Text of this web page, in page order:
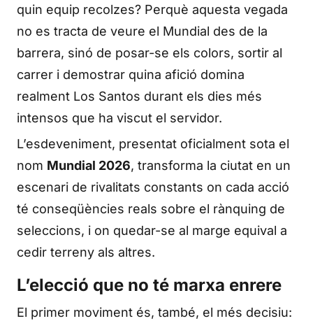
quin equip recolzes? Perquè aquesta vegada
no es tracta de veure el Mundial des de la
barrera, sinó de posar-se els colors, sortir al
carrer i demostrar quina afició domina
realment Los Santos durant els dies més
intensos que ha viscut el servidor.
L’esdeveniment, presentat oficialment sota el
nom Mundial 2026, transforma la ciutat en un
escenari de rivalitats constants on cada acció
té conseqüències reals sobre el rànquing de
seleccions, i on quedar-se al marge equival a
cedir terreny als altres.
L’elecció que no té marxa enrere
El primer moviment és, també, el més decisiu: